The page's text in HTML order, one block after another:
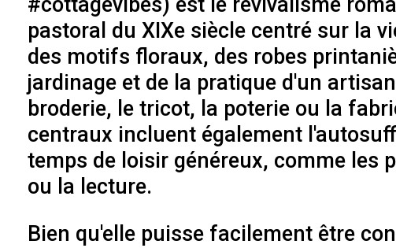
#cottagevibes) est le revivalisme
pastoral du XIXe siècle centré sur la
des motifs floraux, des robes
jardinage et de la pratique d'un
broderie, le tricot, la poterie ou la
centraux incluent également
temps de loisir généreux, comme les
ou la lecture.
Bien qu'elle puisse facilement être